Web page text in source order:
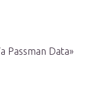
Passman Data»